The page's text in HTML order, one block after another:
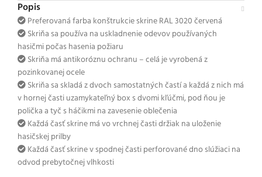
Popis
Preferovaná farba konštrukcie skrine RAL 3020 červená
Skriňa sa používa na uskladnenie odevov používaných
hasičmi počas hasenia požiaru
Skriňa má antikoróznu ochranu – celá je vyrobená z
pozinkovanej ocele
Skriňa sa skladá z dvoch samostatných častí a každá z nich má
v hornej časti uzamykateľný box s dvomi kľúčmi, pod ňou je
polička a tyč s háčikmi na zavesenie oblečenia
Každá časť skrine má vo vrchnej časti držiak na uloženie
hasičskej prilby
Každá časť skrine v spodnej časti perforované dno slúžiaci na
odvod prebytočnej vlhkosti